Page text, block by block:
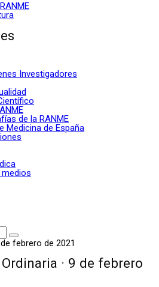
Investigadores
de la RANME
Medicina de España
medios
febrero de 2021
· 9 de febrero